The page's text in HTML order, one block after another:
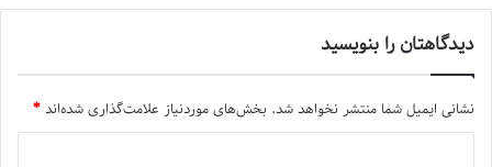
دیدگاهتان را بنویسید
نشانی ایمیل شما منتشر نخواهد شد. بخش‌های موردنیاز علامت‌گذاری شده‌اند*